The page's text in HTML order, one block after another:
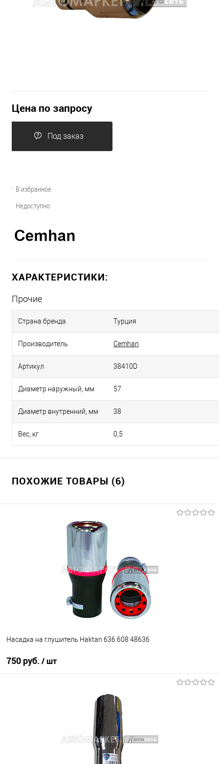
Цена по запросу
Под заказ
В избранное
Недоступно
ХАРАКТЕРИСТИКИ:
Прочие
Страна бренда Турция
Производитель Cemhan
Артикул 38410D
Диаметр наружный, мм 57
Диаметр внутренний, мм 38
Вес, кг 0,5
ПОХОЖИЕ ТОВАРЫ (6)
Насадка на глушитель Haktan 636.608 48636
750 руб. / шт